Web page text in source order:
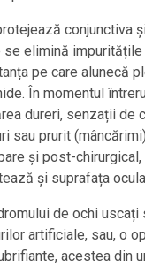
conjunctiva
se elimină
pe care alunecă
În momentul
dureri, senzații de
sau prurit
și post-
și suprafața
de ochi uscați
artificiale, sau, o
acestea din